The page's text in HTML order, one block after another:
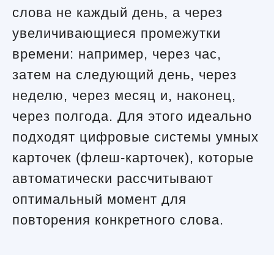
слова не каждый день, а через
увеличивающиеся промежутки
времени: например, через час,
затем на следующий день, через
неделю, через месяц и, наконец,
через полгода. Для этого идеально
подходят цифровые системы умных
карточек (флеш-карточек), которые
автоматически рассчитывают
оптимальный момент для
повторения конкретного слова.